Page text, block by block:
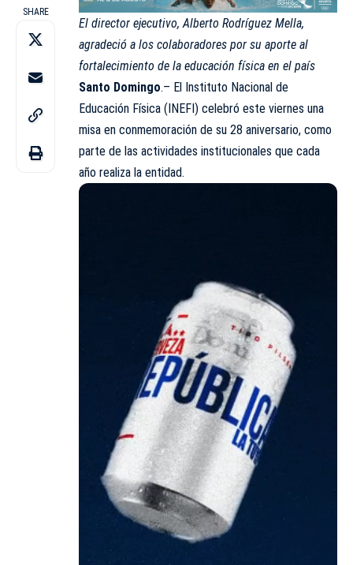
SHARE
El director ejecutivo, Alberto Rodríguez Mella,
agradeció a los colaboradores por su aporte al
fortalecimiento de la educación física en el país
Santo Domingo.– El Instituto Nacional de
Educación Física (INEFI) celebró este viernes una
misa en conmemoración de su 28 aniversario, como
parte de las actividades institucionales que cada
año realiza la entidad.